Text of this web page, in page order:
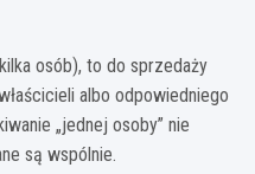
osób), to do sprzedaży
albo odpowiedniego
„jednej osoby” nie
są wspólnie.